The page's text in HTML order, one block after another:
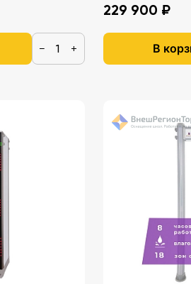
− +
229 900 ₽
В